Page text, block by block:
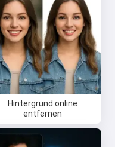
Hintergrund online
entfernen